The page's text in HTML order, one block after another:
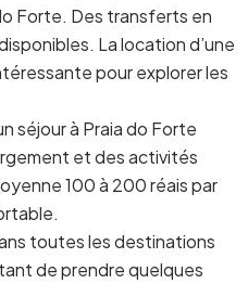
Forte. Des transferts en
La location d’une
pour explorer les
séjour à Praia do Forte
et des activités
100 à 200 réais par
toutes les destinations
de prendre quelques